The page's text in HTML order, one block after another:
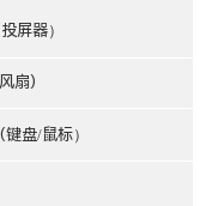
屏器）
扇)
盘/鼠标）